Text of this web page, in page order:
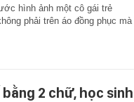
hình ảnh một cô gái trẻ
phải trên áo đồng phục mà
2 chữ, học sinh